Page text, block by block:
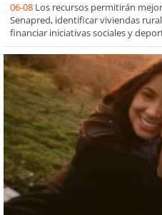
06-08 Los recursos permitirán
Senapred, identificar viviendas
financiar iniciativas sociales y